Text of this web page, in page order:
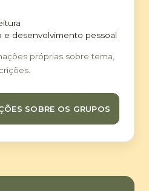
e desenvolvimento pessoal
próprias sobre tema,
SOBRE OS GRUPOS